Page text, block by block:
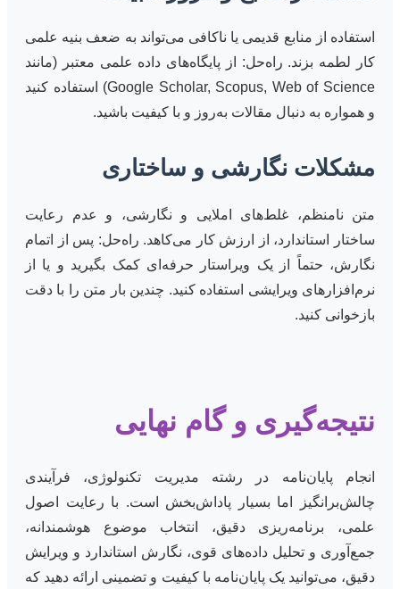
استفاده از منابع قدیمی یا ناکافی می‌تواند به ضعف بنیه علمی
کار لطمه بزند. راه‌حل: از پایگاه‌های داده علمی معتبر (مانند
Google Scholar, Scopus, Web of Science) استفاده کنید
و همواره به دنبال مقالات به‌روز و با کیفیت باشید.
مشکلات نگارشی و ساختاری
متن نامنظم، غلط‌های املایی و نگارشی، و عدم رعایت
ساختار استاندارد، از ارزش کار می‌کاهد. راه‌حل: پس از اتمام
نگارش، حتماً از یک ویراستار حرفه‌ای کمک بگیرید و یا از
نرم‌افزارهای ویرایشی استفاده کنید. چندین بار متن را با دقت
بازخوانی کنید.
نتیجه‌گیری و گام نهایی
انجام پایان‌نامه در رشته مدیریت تکنولوژی، فرآیندی
چالش‌برانگیز اما بسیار پاداش‌بخش است. با رعایت اصول
علمی، برنامه‌ریزی دقیق، انتخاب موضوع هوشمندانه،
جمع‌آوری و تحلیل داده‌های قوی، نگارش استاندارد و ویرایش
دقیق، می‌توانید یک پایان‌نامه با کیفیت و تضمینی ارائه دهید که